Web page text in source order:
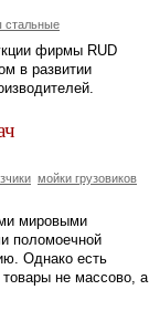
стальные
фирмы RUD
в развитии
мойки грузовиков
мировыми
поломоечной
Однако есть
товары не массово, а